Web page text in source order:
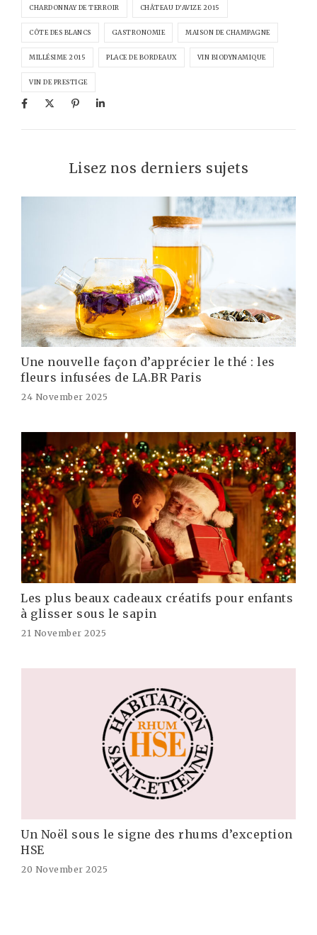
CHARDONNAY DE TERROIR CHÂTEAU D’AVIZE 2015
CÔTE DES BLANCS GASTRONOMIE MAISON DE CHAMPAGNE
MILLÉSIME 2015 PLACE DE BORDEAUX VIN BIODYNAMIQUE
VIN DE PRESTIGE
Lisez nos derniers sujets
Une nouvelle façon d’apprécier le thé : les
fleurs infusées de LA.BR Paris
24 November 2025
Les plus beaux cadeaux créatifs pour enfants
à glisser sous le sapin
21 November 2025
Un Noël sous le signe des rhums d’exception
HSE
20 November 2025